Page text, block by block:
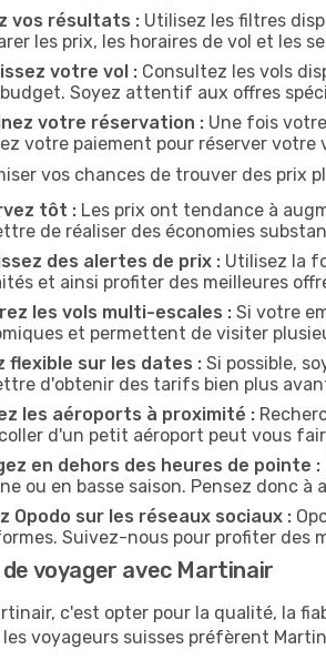
vos résultats : Utilisez les filtres
les prix, les horaires de vol et les
votre vol : Consultez les vols
Soyez attentif aux offres
votre réservation : Une fois
votre paiement pour réserver
vos chances de trouver des prix
tôt : Les prix ont tendance à
de réaliser des économies
des alertes de prix : Utilisez la
et ainsi profiter des meilleures
les vols multi-escales : Si votre
et permettent de visiter
flexible sur les dates : Si possible,
d'obtenir des tarifs bien plus
les aéroports à proximité :
d'un petit aéroport peut vous
en dehors des heures de pointe :
ou en basse saison. Pensez donc
Opodo sur les réseaux sociaux :
Suivez-nous pour profiter des
de voyager avec Martinair
c'est opter pour la qualité, la
voyageurs suisses préfèrent